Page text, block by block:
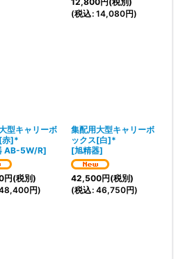
(税込: 14,080円)
型キャリーボ
赤]*
AB-5W/R]
円(税別)
円)
集配用大型キャリーボ
ックス[白]*
[旭精器]
42,500円(税別)
(税込: 46,750円)